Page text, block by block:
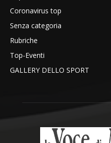
Coronavirus top
Senza categoria
Rubriche
Top-Eventi
GALLERY DELLO SPORT